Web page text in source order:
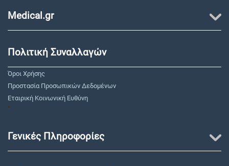
Medical.gr
Πολιτική Συναλλαγών
Όροι Χρήσης
Προστασία Προσωπικών Δεδομένων
Εταιρική Κοινωνική Ευθύνη
"
Γενικές Πληροφορίες